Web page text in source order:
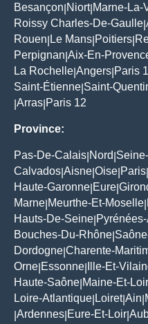
Besançon Niort| Marne-La-
Roissy Charles-De-Gaulle
Rouen Le Mans Poitiers
Perpignan Aix-En-
La Rochelle Angers Paris
Saint-Étienne Saint-
Arras Paris 12
Province:
Pas-De-Calais Nord
Calvados Aisne Oise Paris
Haute-Garonne Eure
Marne Meurthe-Et-Moselle
Hauts-De-Seine
Bouches-Du-Rhône
Dordogne Charente-
Orne Essonne Ille-Et-
Haute-Saône Maine-Et-
Loire-Atlantique Loiret|Ain
Ardennes Eure-Et-Loir